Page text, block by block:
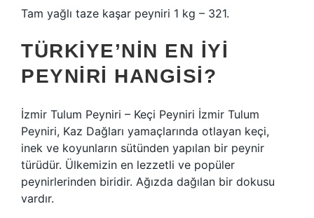
Tam yağlı taze kaşar peyniri 1 kg – 321.
TÜRKIYE’NIN EN IYI
PEYNIRI HANGISI?
İzmir Tulum Peyniri – Keçi Peyniri İzmir Tulum
Peyniri, Kaz Dağları yamaçlarında otlayan keçi,
inek ve koyunların sütünden yapılan bir peynir
türüdür. Ülkemizin en lezzetli ve popüler
peynirlerinden biridir. Ağızda dağılan bir dokusu
vardır.